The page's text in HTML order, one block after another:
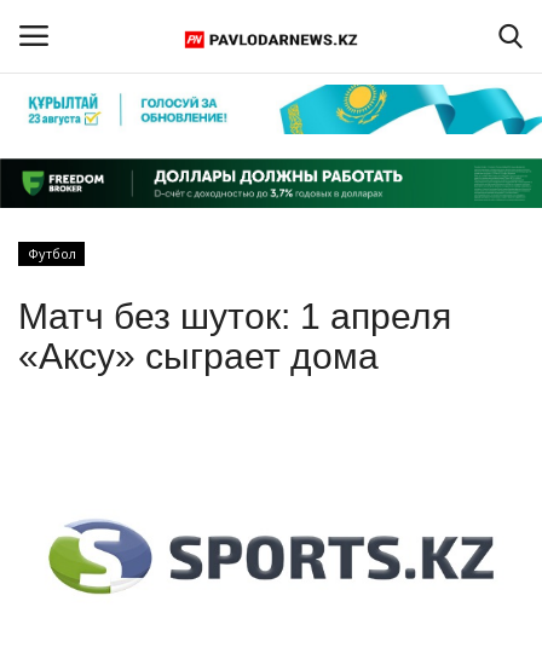
Регистрация
Главная
ПАВЛОДАРСКАЯ ОБЛАСТЬ
СПЕЦПРОЕКТЫ
СПОРТ
Футбол
Матч без шуток: 1 апреля
«Аксу» сыграет дома